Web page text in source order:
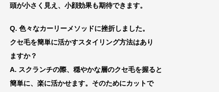
頭が小さく見え、小顔効果も期待できます。
Q. 色々なカーリーメソッドに挫折しました。
クセ毛を簡単に活かすスタイリング方法はあり
ますか？
A. スクランチの際、穏やかな層のクセ毛を握ると
簡単に、楽に活かせます。そのためにカットで